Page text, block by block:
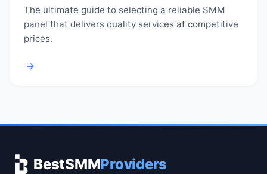
The ultimate guide to selecting a reliable SMM
panel that delivers quality services at competitive
prices.
→
BestSMMProviders